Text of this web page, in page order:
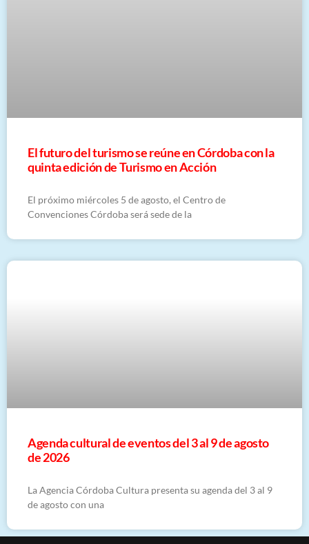
El futuro del turismo se reúne en Córdoba con la
quinta edición de Turismo en Acción
El próximo miércoles 5 de agosto, el Centro de
Convenciones Córdoba será sede de la
​Agenda cultural de eventos del 3 al 9 de agosto
de 2026
La Agencia Córdoba Cultura presenta su agenda del 3 al 9
de agosto con una